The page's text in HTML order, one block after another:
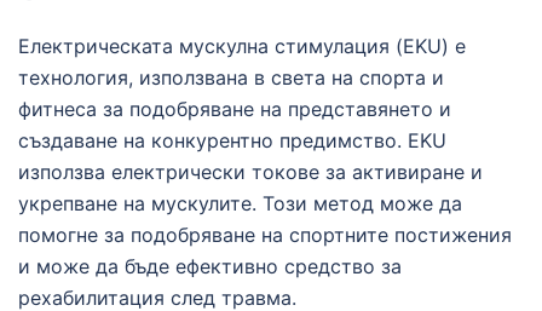
Електрическата мускулна стимулация (EKU) е
технология, използвана в света на спорта и
фитнеса за подобряване на представянето и
създаване на конкурентно предимство. EKU
използва електрически токове за активиране и
укрепване на мускулите. Този метод може да
помогне за подобряване на спортните постижения
и може да бъде ефективно средство за
рехабилитация след травма.